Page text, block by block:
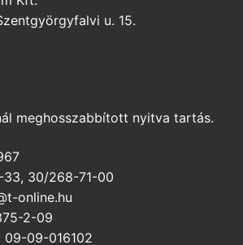
u. 15.
meghosszabbított nyitva tartás.
30/268-71-00
online.hu
2-09
09-09-016102